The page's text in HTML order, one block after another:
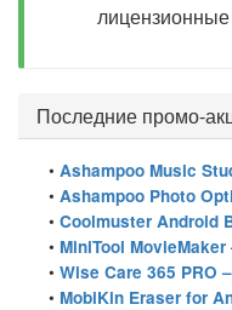
Последние промо-
• Ashampoo Music Studio
• Ashampoo Photo Optimizer
• Coolmuster Android Backup
• MiniTool MovieMaker –
• Wise Care 365 PRO –
• MobiKin Eraser for Android